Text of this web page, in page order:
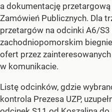
a dokumentację
Zamówień Publicznych. Dla
przetargów na odcinki A6/
zachodniopomorskim
ofert przez
w komunikacie.
Listę odcinków, gdzie
kontrola Prezesa UZP,